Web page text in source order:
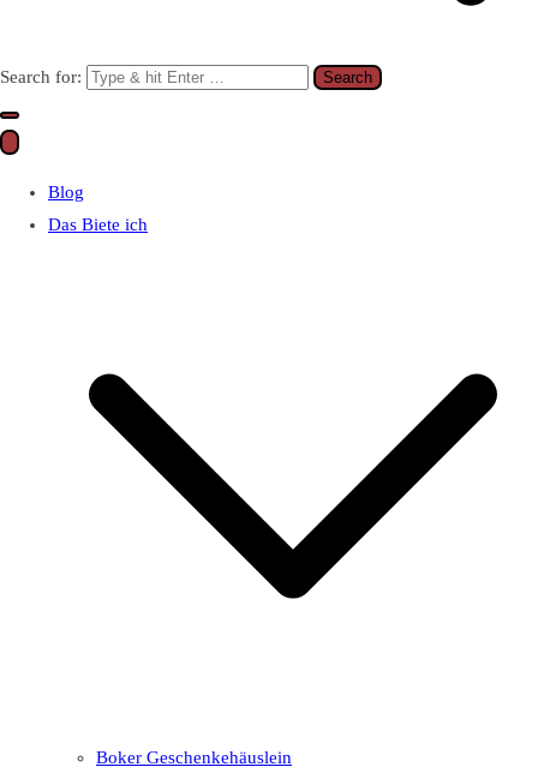
Search for:
Blog
Das Biete ich
Boker Geschenkehäuslein